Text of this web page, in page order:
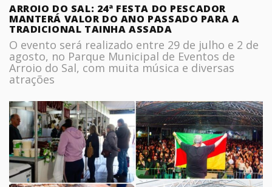
ARROIO DO SAL: 24ª FESTA DO PESCADOR
MANTERÁ VALOR DO ANO PASSADO PARA A
TRADICIONAL TAINHA ASSADA
O evento será realizado entre 29 de julho e 2 de
agosto, no Parque Municipal de Eventos de
Arroio do Sal, com muita música e diversas
atrações